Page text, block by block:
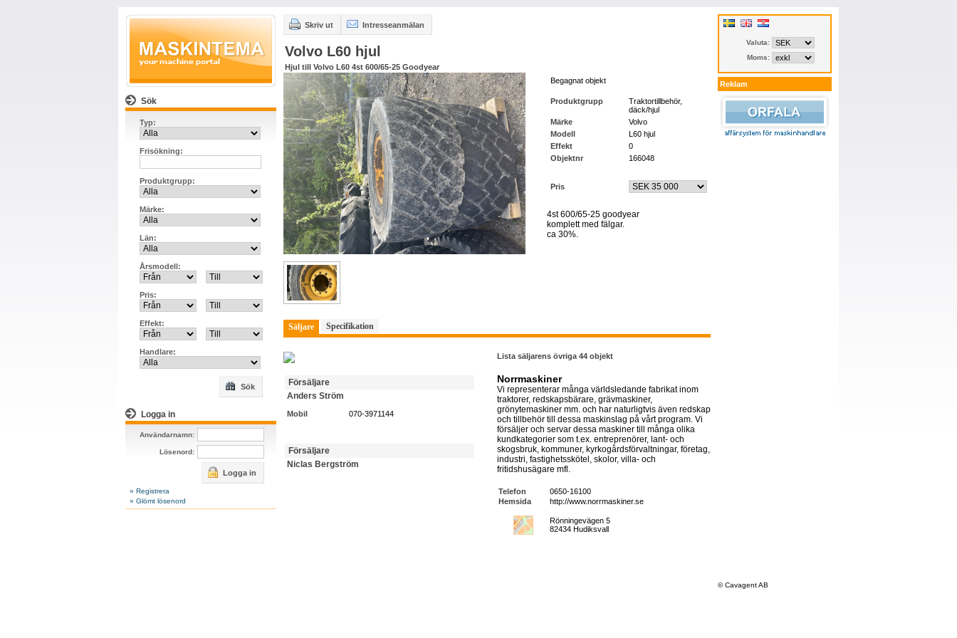
Sök
Typ:
Frisökning:
Produktgrupp:
Märke:
Län:
Årsmodell:
Pris:
Effekt:
Handlare:
Sök
Logga in
Användarnamn:
Lösenord:
Logga in
» Registrera
» Glömt lösenord
Skriv ut Intresseanmälan
Volvo L60 hjul
Hjul till Volvo L60 4st 600/65-25 Goodyear
Begagnat objekt
Produktgrupp
Traktortillbehör,
däck/hjul
Märke
Volvo
Modell
L60 hjul
Effekt
0
Objektnr
166048
Pris
4st 600/65-25 goodyear
komplett med fälgar.
ca 30%.
Säljare Specifikation
Försäljare
Anders Ström
Mobil 070-3971144
Försäljare
Niclas Bergström
Lista säljarens övriga 44 objekt
Norrmaskiner
Vi representerar många världsledande fabrikat inom
traktorer, redskapsbärare, grävmaskiner,
grönytemaskiner mm. och har naturligtvis även redskap
och tillbehör till dessa maskinslag på vårt program. Vi
försäljer och servar dessa maskiner till många olika
kundkategorier som t.ex. entreprenörer, lant- och
skogsbruk, kommuner, kyrkogårdsförvaltningar, företag,
industri, fastighetsskötel, skolor, villa- och
fritidshusägare mfl.
Telefon
0650-16100
Hemsida
http://www.norrmaskiner.se
Rönningevägen 5
82434 Hudiksvall
Valuta:
Moms:
Reklam
© Cavagent AB